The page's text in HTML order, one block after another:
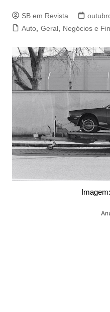
SB em Revista
Auto, Geral, Negócios e